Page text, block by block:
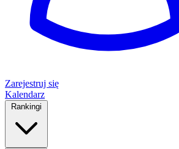
Zarejestruj się
Kalendarz
Rankingi